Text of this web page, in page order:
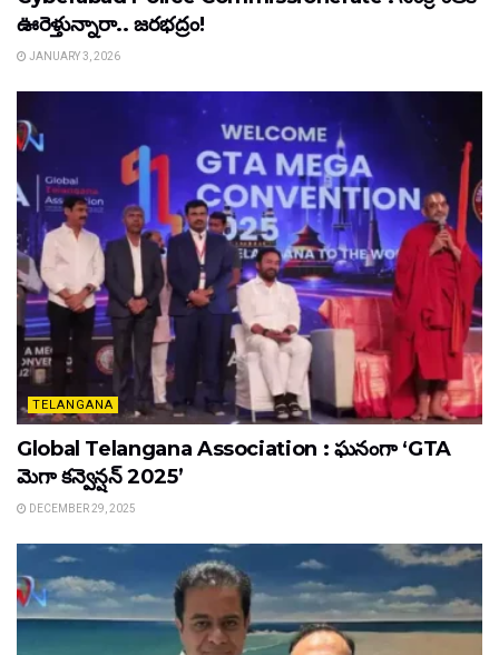
ఊరెళ్తున్నారా.. జరభద్రం!
JANUARY 3, 2026
TELANGANA
Global Telangana Association : ఘనంగా ‘GTA
మెగా కన్వెన్షన్ 2025’
DECEMBER 29, 2025